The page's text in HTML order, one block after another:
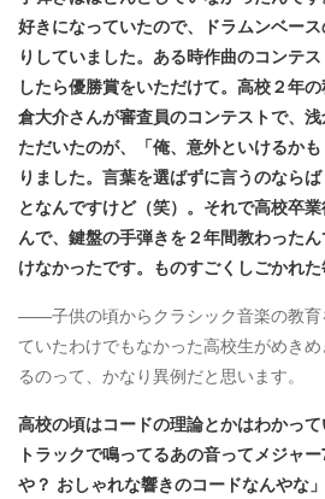
好きになっていたので、ドラムンベー
りしていました。ある時作曲のコンテ
したら優勝賞をいただけて。高校２年
倉大介さんが審査員のコンテストで、
ただいたのが、「俺、意外といけるか
りました。言葉を選ばずに言うのなら
となんですけど（笑）。それで高校卒
んで、鍵盤の手弾きを２年間教わった
けなかったです。ものすごくしごかれた
――子供の頃からクラシック音楽の教育
ていたわけでもなかった高校生がめき
るのって、かなり異例だと思います。
高校の頃はコードの理論とかはわかっ
トラックで鳴ってるあの音ってメジャ
や？ おしゃれな響きのコードなんやな